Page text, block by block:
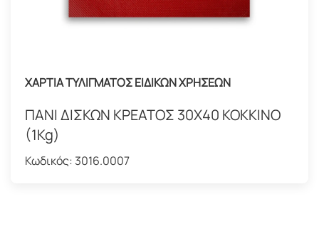
ΧΑΡΤΙΑ ΤΥΛΙΓΜΑΤΟΣ ΕΙΔΙΚΩΝ ΧΡΗΣΕΩΝ
ΠΑΝΙ ΔΙΣΚΩΝ ΚΡΕΑΤΟΣ 30Χ40 ΚΟΚΚΙΝΟ
(1Kg)
Κωδικός: 3016.0007